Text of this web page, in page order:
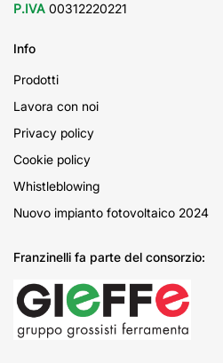
P.IVA 00312220221
Info
Prodotti
Lavora con noi
Privacy policy
Cookie policy
Whistleblowing
Nuovo impianto fotovoltaico 2024
Franzinelli fa parte del consorzio: